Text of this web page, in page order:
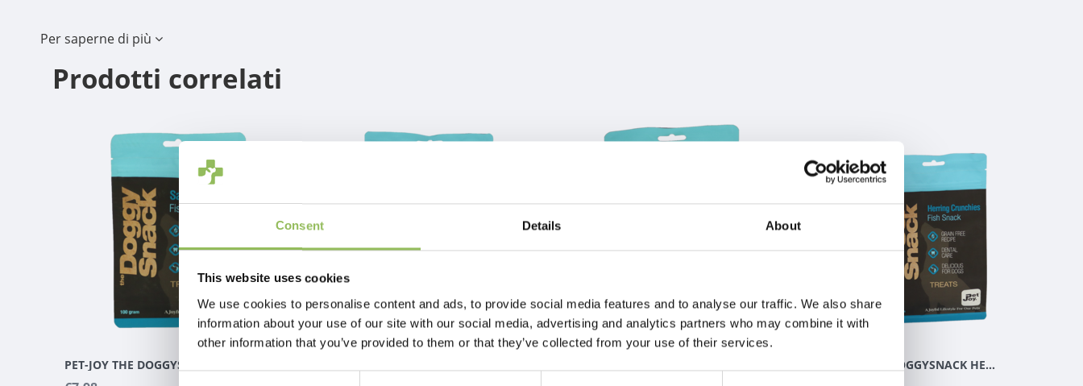
Consent Details About
This website uses cookies
We use cookies to personalise content and ads, to provide social media features and to analyse our traffic. We also share
information about your use of our site with our social media, advertising and analytics partners who may combine it with
other information that you’ve provided to them or that they’ve collected from your use of their services.
Per saperne di più
Prodotti correlati
PET-JOY THE DOGGYSNACK HERRING CRUNCHIES 300 G